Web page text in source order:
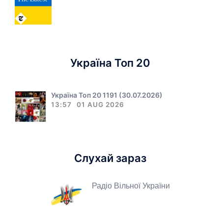
Україна Топ 20
Україна Топ 20 1191 (30.07.2026)
13:57 01 AUG 2026
Слухай зараз
Радіо Вільної України